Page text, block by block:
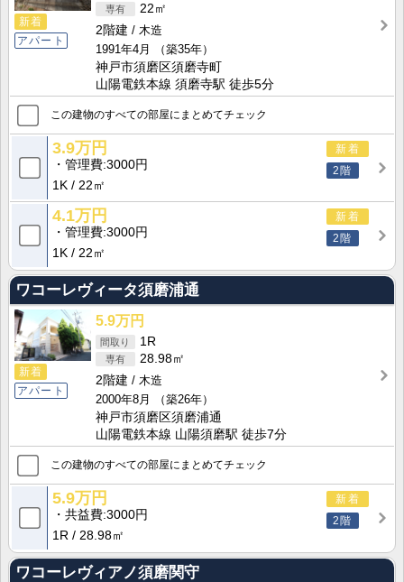
新着
アパート
22㎡
2階建
木造
1991年4月
（築35年）
神戸市須磨区須磨寺町
山陽電鉄本線 須磨寺駅 徒歩5分
この建物のすべての部屋にまとめてチェック
新着
2階
3.9万円
管理費 3000円
1K
22㎡
新着
2階
4.1万円
管理費 3000円
1K
22㎡
ワコーレヴィータ須磨浦通
新着
アパート
5.9万円
1R
28.98㎡
2階建
木造
2000年8月
（築26年）
神戸市須磨区須磨浦通
山陽電鉄本線 山陽須磨駅 徒歩7分
この建物のすべての部屋にまとめてチェック
新着
2階
5.9万円
共益費 3000円
1R
28.98㎡
ワコーレヴィアノ須磨関守